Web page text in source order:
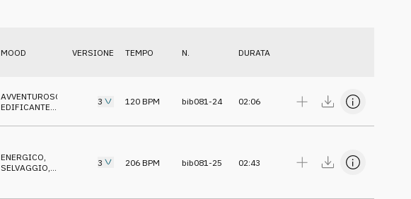
MOOD VERSIONE TEMPO N. DURATA
AVVENTUROSO
EDIFICANTE
3 120 BPM bib081-24 02:06
ENERGICO,
SELVAGGIO,
3 206 BPM bib081-25 02:43